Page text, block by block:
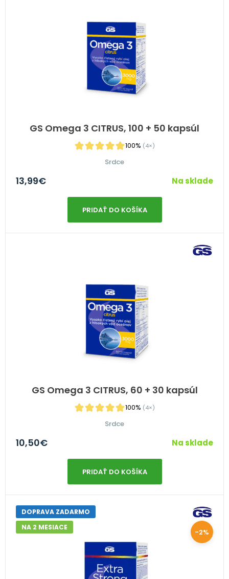
GS Omega 3 CITRUS, 100 + 50 kapsúl
100% (4×)
Srdce
13,99€ Na sklade
PRIDAŤ DO KOŠÍKA
GS Omega 3 CITRUS, 60 + 30 kapsúl
100% (4×)
Srdce
10,50€ Na sklade
PRIDAŤ DO KOŠÍKA
DOPRAVA ZADARMO
NA 2 MESIACE
-2%